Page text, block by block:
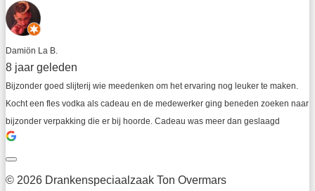
Damiön La B.
8 jaar geleden
Bijzonder goed slijterij wie meedenken om het ervaring nog leuker te maken.
Kocht een fles vodka als cadeau en de medewerker ging beneden zoeken naar
bijzonder verpakking die er bij hoorde. Cadeau was meer dan geslaagd
© 2026 Drankenspeciaalzaak Ton Overmars